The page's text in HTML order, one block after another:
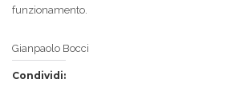
funzionamento.
Gianpaolo Bocci
Condividi: